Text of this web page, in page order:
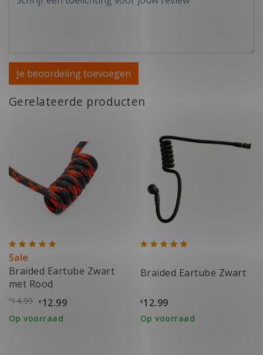
Je beoordeling toevoegen
Gerelateerde producten
Sale
Braided Eartube Zwart
met Rood
€14.99 €12.99
Op voorraad
Braided Eartube Zwart
€12.99
Op voorraad